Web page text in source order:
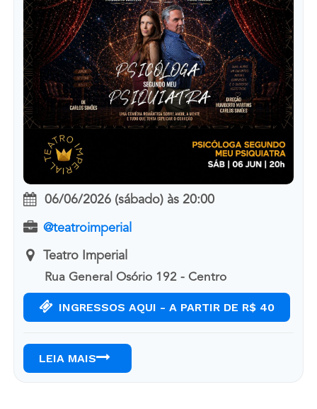
06/06/2026 (sábado) às 20:00
@teatroimperial
Teatro Imperial
Rua General Osório 192 - Centro
INGRESSOS AQUI - A PARTIR DE R$ 40
LEIA MAIS